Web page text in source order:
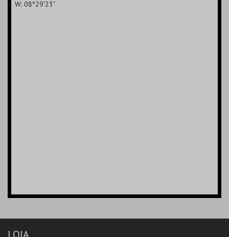
W: 08º29'23"